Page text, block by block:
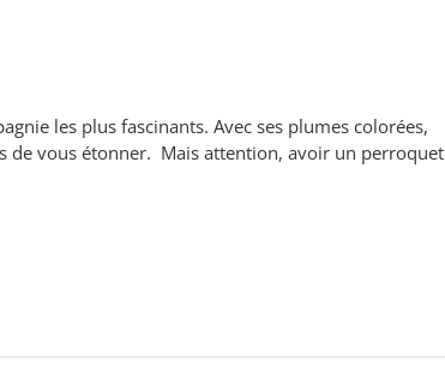
les plus fascinants. Avec ses plumes colorées,
de vous étonner. Mais attention, avoir un perroquet